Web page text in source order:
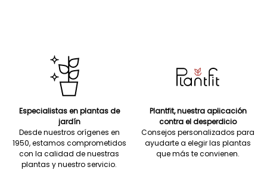
Especialistas en plantas de
jardín
Desde nuestros orígenes en
1950, estamos comprometidos
con la calidad de nuestras
plantas y nuestro servicio.
Plantfit, nuestra aplicación
contra el desperdicio
Consejos personalizados para
ayudarte a elegir las plantas
que más te convienen.